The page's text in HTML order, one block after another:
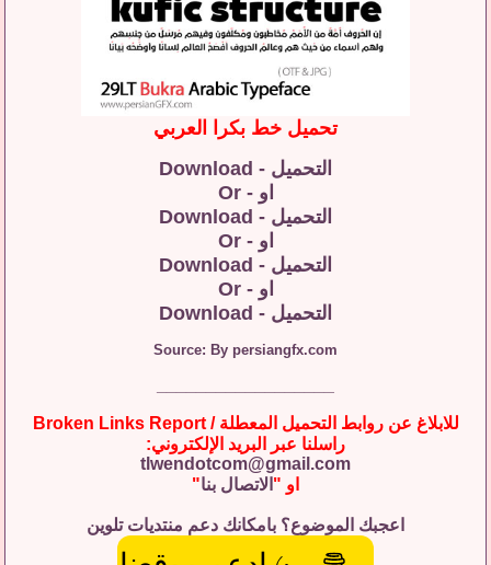
تحميل خط بكرا العربي
التحميل - Download
او - Or
التحميل - Download
او - Or
التحميل - Download
او - Or
التحميل - Download
Source: By persiangfx.com
للابلاغ عن روابط التحميل المعطلة / Broken Links Report
راسلنا عبر البريد الإلكتروني:
tlwendotcom@gmail.com
او " الاتصال بنا"
اعجبك الموضوع؟ بامكانك دعم منتديات تلوين